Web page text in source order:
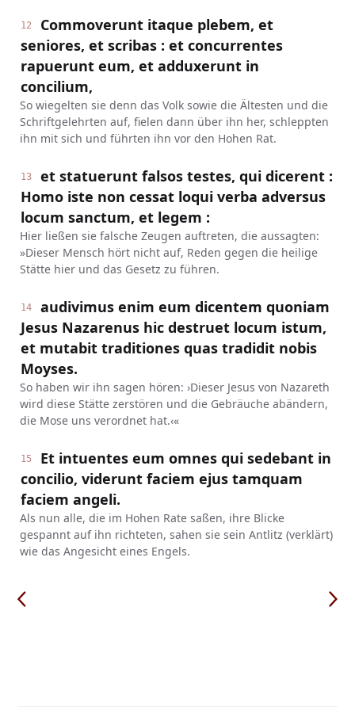
12
Commoverunt itaque plebem, et
seniores, et scribas : et concurrentes
rapuerunt eum, et adduxerunt in
concilium,
So wiegelten sie denn das Volk sowie die Ältesten und die
Schriftgelehrten auf, fielen dann über ihn her, schleppten
ihn mit sich und führten ihn vor den Hohen Rat.
13
et statuerunt falsos testes, qui dicerent :
Homo iste non cessat loqui verba adversus
locum sanctum, et legem :
Hier ließen sie falsche Zeugen auftreten, die aussagten:
»Dieser Mensch hört nicht auf, Reden gegen die heilige
Stätte hier und das Gesetz zu führen.
14
audivimus enim eum dicentem quoniam
Jesus Nazarenus hic destruet locum istum,
et mutabit traditiones quas tradidit nobis
Moyses.
So haben wir ihn sagen hören: ›Dieser Jesus von Nazareth
wird diese Stätte zerstören und die Gebräuche abändern,
die Mose uns verordnet hat.‹«
15
Et intuentes eum omnes qui sedebant in
concilio, viderunt faciem ejus tamquam
faciem angeli.
Als nun alle, die im Hohen Rate saßen, ihre Blicke
gespannt auf ihn richteten, sahen sie sein Antlitz (verklärt)
wie das Angesicht eines Engels.